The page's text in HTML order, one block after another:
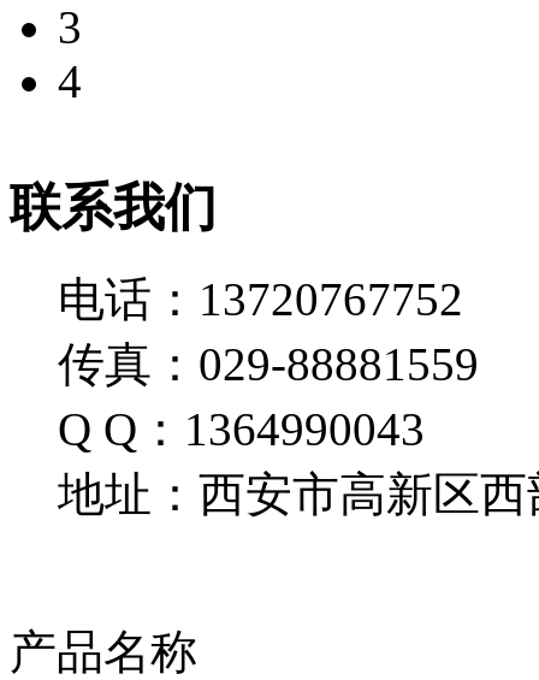
3
4
联系我们
电话：13720767752
传真：029-88881559
Q Q：1364990043
地址：西安市高新区西
产品名称